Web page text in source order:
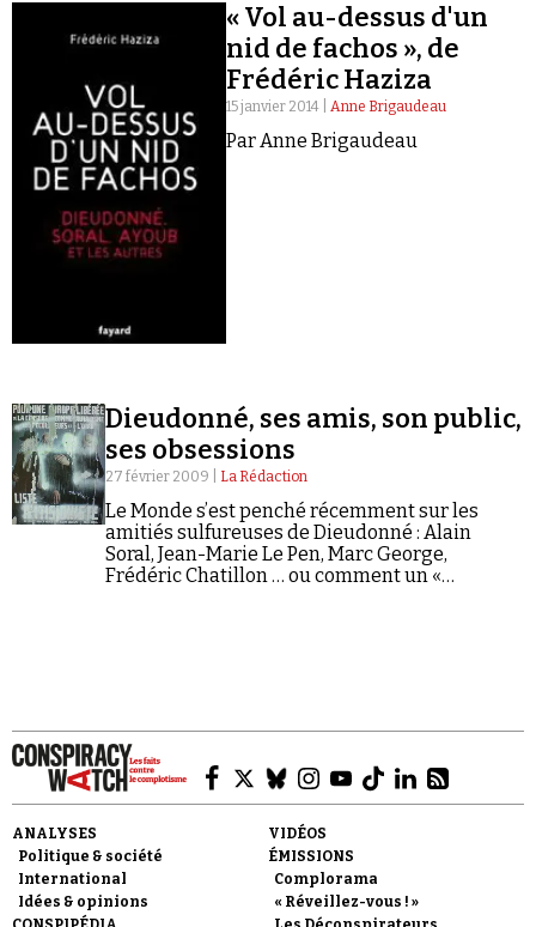
« Vol au-dessus d'un
nid de fachos », de
Frédéric Haziza
15 janvier 2014 |Anne Brigaudeau
Par Anne Brigaudeau
Dieudonné, ses amis, son public,
ses obsessions
27 février 2009 | La Rédaction
Le Monde s’est penché récemment sur les
amitiés sulfureuses de Dieudonné : Alain
Soral, Jean-Marie Le Pen, Marc George,
Frédéric Chatillon … ou comment un «
ANALYSES
Politique & société
International
Idées & opinions
VIDÉOS
ÉMISSIONS
Complorama
« Réveillez-vous ! »